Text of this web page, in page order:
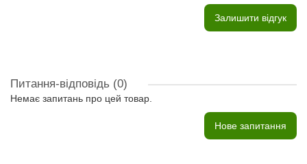
Залишити відгук
Питання-відповідь (0)
Немає запитань про цей товар.
Нове запитання